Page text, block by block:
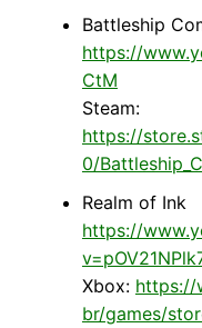
Battleship
https://
CtM
Steam:
https://
0/
Realm of Ink
https://
Xbox: https://
br/games/